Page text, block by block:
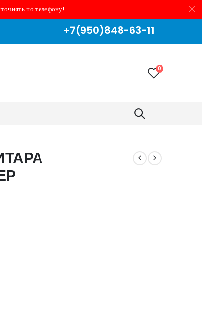
по телефону!
+7(950)848-63-11
0